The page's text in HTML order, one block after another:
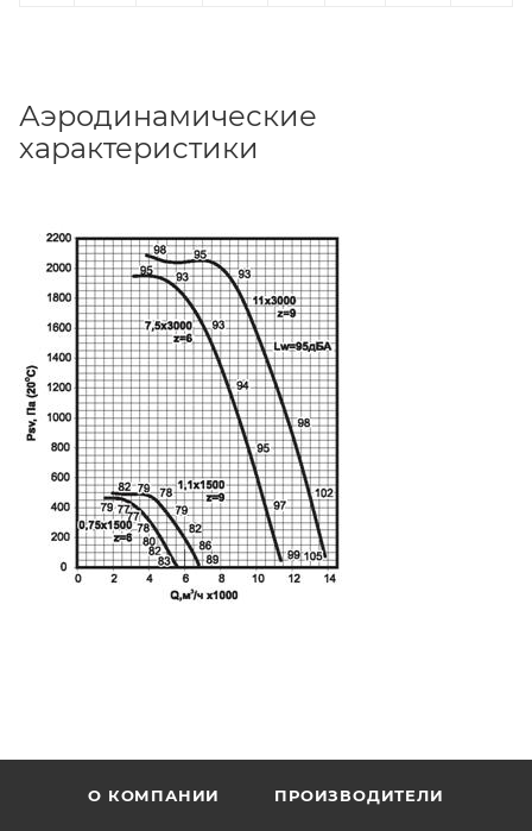
Аэродинамические
характеристики
О КОМПАНИИ ПРОИЗВОДИТЕЛИ